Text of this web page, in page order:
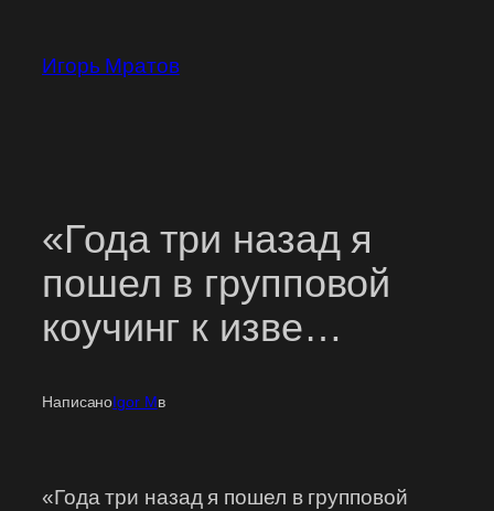
содержимому
Игорь Мратов
«Года три назад я
пошел в групповой
коучинг к изве…
НаписаноIgor Mв
«Года три назад я пошел в групповой